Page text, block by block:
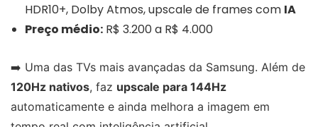
HDR10+, Dolby Atmos, upscale de frames com IA
Preço médio: R$ 3.200 a R$ 4.000
➡️ Uma das TVs mais avançadas da Samsung. Além de
120Hz nativos, faz upscale para 144Hz
automaticamente e ainda melhora a imagem em